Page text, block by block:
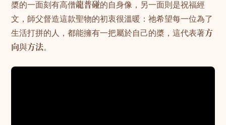
槳的一面刻有高僧龍普碰的自身像，另一面則是祝福經
文，師父督造這款聖物的初衷很溫暖：祂希望每一位為了
生活打拼的人，都能擁有一把屬於自己的槳，這代表著方
向與方法。